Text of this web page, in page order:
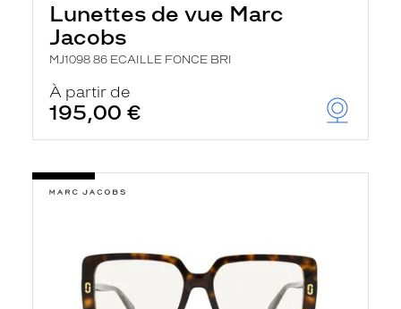
Lunettes de vue Marc
Jacobs
MJ1098 86 ECAILLE FONCE BRI
À partir de
195,00 €